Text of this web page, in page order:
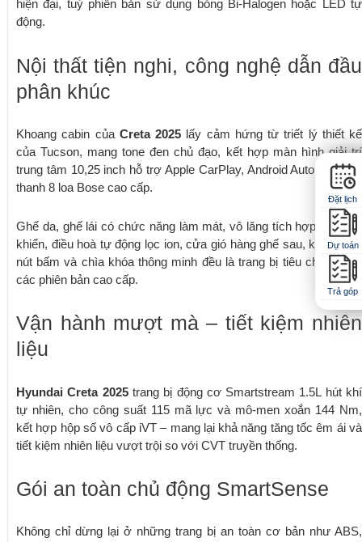
hiện đại, tuỳ phiên bản sử dụng bóng Bi-Halogen hoặc LED tự
động.
Nội thất tiện nghi, công nghệ dẫn đầu
phân khúc
Khoang cabin của Creta 2025 lấy cảm hứng từ triết lý thiết kế
của Tucson, mang tone đen chủ đạo, kết hợp màn hình giải trí
trung tâm 10,25 inch hỗ trợ Apple CarPlay, Android Auto, dàn âm
thanh 8 loa Bose cao cấp.
Ghế da, ghế lái có chức năng làm mát, vô lăng tích hợp nút điều
khiển, điều hoà tự động lọc ion, cửa gió hàng ghế sau, khởi động
nút bấm và chìa khóa thông minh đều là trang bị tiêu chuẩn trên
các phiên bản cao cấp.
Vận hành mượt mà – tiết kiệm nhiên
liệu
Hyundai Creta 2025trang bị động cơ Smartstream 1.5L hút khí
tự nhiên, cho công suất 115 mã lực và mô-men xoắn 144 Nm,
kết hợp hộp số vô cấp iVT – mang lại khả năng tăng tốc êm ái và
tiết kiệm nhiên liệu vượt trội so với CVT truyền thống.
Gói an toàn chủ động SmartSense
Không chỉ dừng lại ở những trang bị an toàn cơ bản như ABS,
Đặt lịch
Dự toán
Trả góp